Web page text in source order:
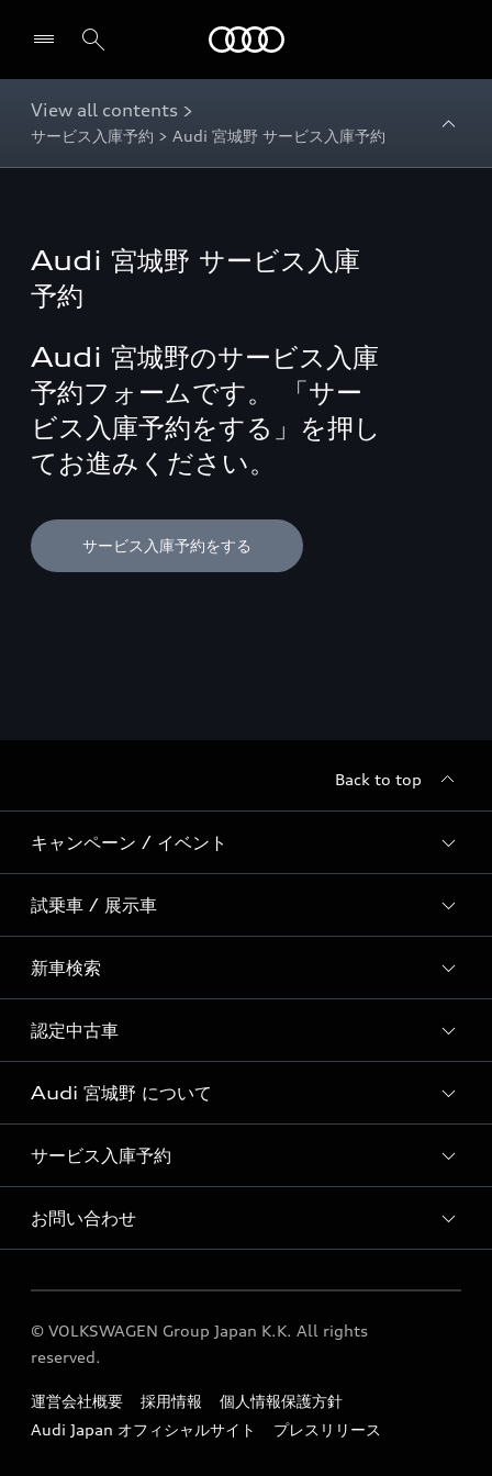
View all contents >
サービス入庫予約 > Audi 宮城野 サービス入庫予約
Audi 宮城野 サービス入庫
予約
Audi 宮城野のサービス入庫
予約フォームです。 「サー
ビス入庫予約をする」を押し
てお進みください。
サービス入庫予約をする
Back to top
キャンペーン / イベント
全国統一イベント
ディーラー独自イベント
試乗車 / 展示車
試乗予約
試乗車・展示車一覧
新車検索
新車検索
認定中古車
おすすめ認定中古車
Audi認定中古車検索
Audi 宮城野 について
Audi 宮城野 店舗情報
Audi 宮城野 認定中古車コーナー
Audi 宮城野 運営会社概要
Audi 宮城野 公式LINEアカウント
定期点検 / 車検 料金表
サービス入庫予約
Audi 宮城野 サービス入庫予約
お問い合わせ
各種お問い合わせ
© VOLKSWAGEN Group Japan K.K. All rights
reserved.
運営会社概要 採用情報
個人情報保護方針
Audi Japan オフィシャルサイト
プレスリリース